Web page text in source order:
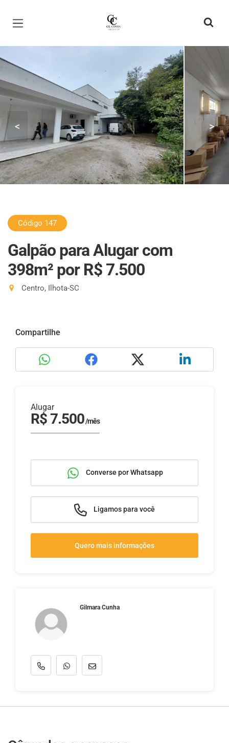
Página inicial
< >
Código 147
Galpão para Alugar com
398m² por R$ 7.500
Centro, Ilhota-SC
Compartilhe
Alugar
R$ 7.500/mês
Converse por Whatsapp
Ligamos para você
Quero mais informações
Gilmara Cunha